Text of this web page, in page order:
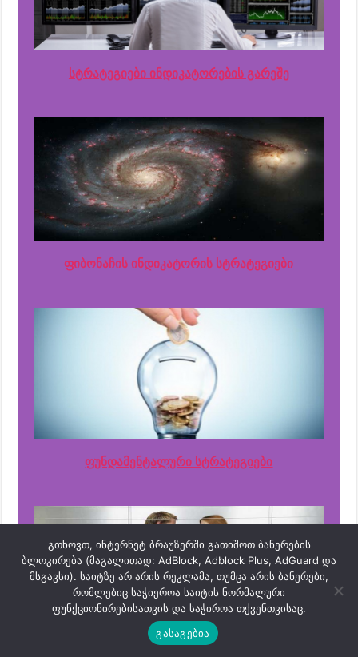
სტრატეგიები ინდიკატორების გარეშე
ფიბონაჩის ინდიკატორის სტრატეგიები
ფუნდამენტალური სტრატეგიები
გთხოვთ, ინტერნეტ ბრაუზერში გათიშოთ ბანერების
ბლოკირება (მაგალითად: AdBlock, Adblock Plus, AdGuard და
მსგავსი). საიტზე არ არის რეკლამა, თუმცა არის ბანერები,
რომლებიც საჭიეროა საიტის ნორმალური
ფუნქციონირებისათვის და საჭიროა თქვენთვისაც.
გასაგებია